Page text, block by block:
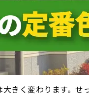
きく変わります。